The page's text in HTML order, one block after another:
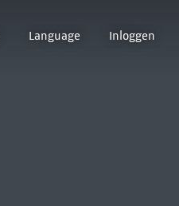
Language Inloggen